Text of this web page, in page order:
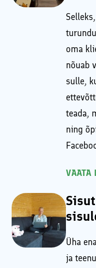
oma
nõuab
sulle,
teada,
ning
VAATA
Üha
ja